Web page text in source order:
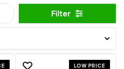
Filter
LOW PRICE